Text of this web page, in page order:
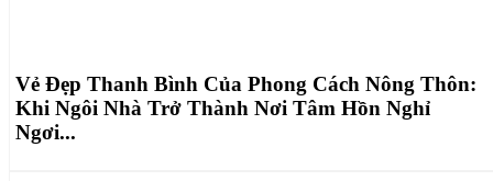
Vẻ Đẹp Thanh Bình Của Phong Cách Nông Thôn:
Khi Ngôi Nhà Trở Thành Nơi Tâm Hồn Nghỉ
Ngơi...